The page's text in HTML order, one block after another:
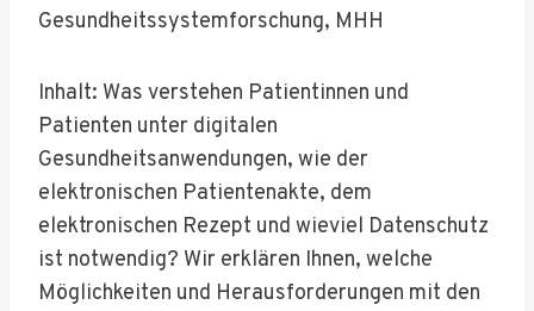
Gesundheitssystemforschung, MHH
Inhalt: Was verstehen Patientinnen und
Patienten unter digitalen
Gesundheitsanwendungen, wie der
elektronischen Patientenakte, dem
elektronischen Rezept und wieviel Datenschutz
ist notwendig? Wir erklären Ihnen, welche
Möglichkeiten und Herausforderungen mit den